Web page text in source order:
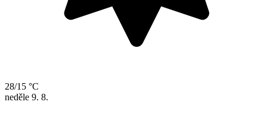
28/15 °C
neděle 9. 8.